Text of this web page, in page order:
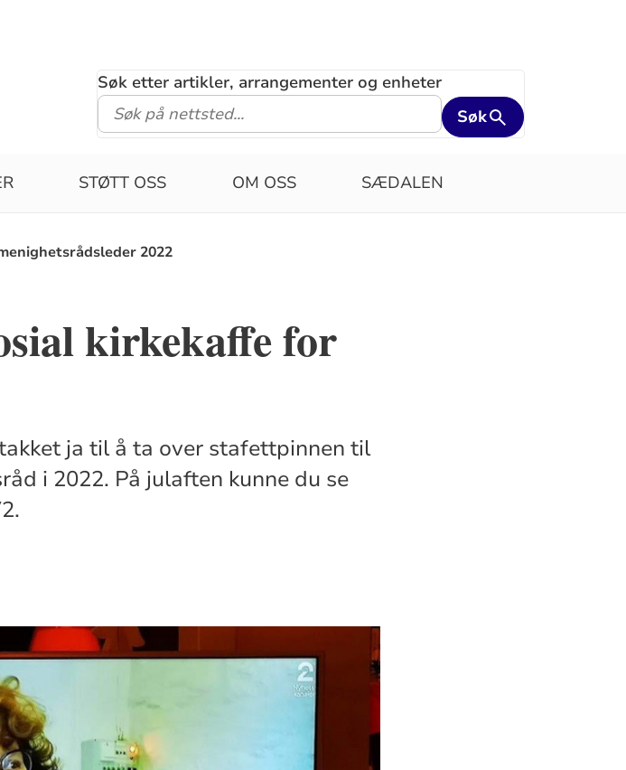
Søk etter artikler, arrangementer og enheter
Søk
STØTT OSS OM OSS SÆDALEN
2022
kirkekaffe for
ja til å ta over stafettpinnen til
i 2022. På julaften kunne du se